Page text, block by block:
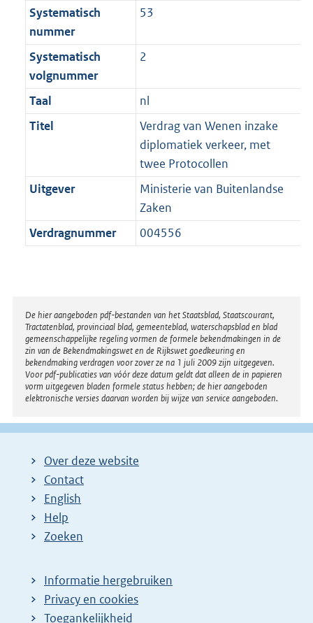
Systematisch
nummer
53
Systematisch
volgnummer
2
Taal
nl
Titel
Verdrag van Wenen inzake
diplomatiek verkeer, met
twee Protocollen
Uitgever
Ministerie van Buitenlandse
Zaken
Verdragnummer
004556
Disclaimer
De hier aangeboden pdf-bestanden van het Staatsblad, Staatscourant,
Tractatenblad, provinciaal blad, gemeenteblad, waterschapsblad en blad
gemeenschappelijke regeling vormen de formele bekendmakingen in de
zin van de Bekendmakingswet en de Rijkswet goedkeuring en
bekendmaking verdragen voor zover ze na 1 juli 2009 zijn uitgegeven.
Voor pdf-publicaties van vóór deze datum geldt dat alleen de in papieren
vorm uitgegeven bladen formele status hebben; de hier aangeboden
elektronische versies daarvan worden bij wijze van service aangeboden.
Over deze website
Contact
English
Help
Zoeken
Informatie hergebruiken
Privacy en cookies
Toegankelijkheid